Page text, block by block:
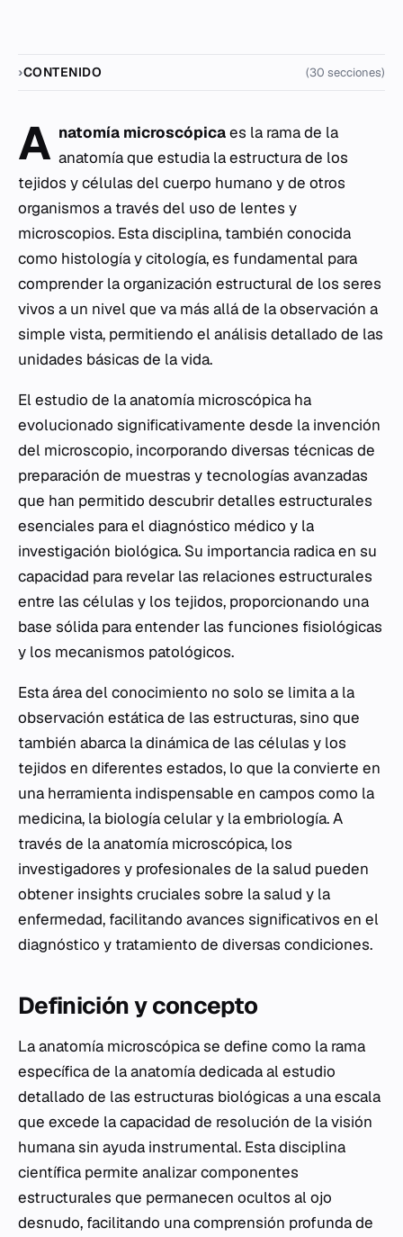
CONTENIDO (30 secciones)
A natomía microscópicaes la rama de la
anatomía que estudia la estructura de los
tejidos y células del cuerpo humano y de otros
organismos a través del uso de lentes y
microscopios. Esta disciplina, también conocida
como histología y citología, es fundamental para
comprender la organización estructural de los seres
vivos a un nivel que va más allá de la observación a
simple vista, permitiendo el análisis detallado de las
unidades básicas de la vida.
El estudio de la anatomía microscópica ha
evolucionado significativamente desde la invención
del microscopio, incorporando diversas técnicas de
preparación de muestras y tecnologías avanzadas
que han permitido descubrir detalles estructurales
esenciales para el diagnóstico médico y la
investigación biológica. Su importancia radica en su
capacidad para revelar las relaciones estructurales
entre las células y los tejidos, proporcionando una
base sólida para entender las funciones fisiológicas
y los mecanismos patológicos.
Esta área del conocimiento no solo se limita a la
observación estática de las estructuras, sino que
también abarca la dinámica de las células y los
tejidos en diferentes estados, lo que la convierte en
una herramienta indispensable en campos como la
medicina, la biología celular y la embriología. A
través de la anatomía microscópica, los
investigadores y profesionales de la salud pueden
obtener insights cruciales sobre la salud y la
enfermedad, facilitando avances significativos en el
diagnóstico y tratamiento de diversas condiciones.
Definición y concepto
La anatomía microscópica se define como la rama
específica de la anatomía dedicada al estudio
detallado de las estructuras biológicas a una escala
que excede la capacidad de resolución de la visión
humana sin ayuda instrumental. Esta disciplina
científica permite analizar componentes
estructurales que permanecen ocultos al ojo
desnudo, facilitando una comprensión profunda de